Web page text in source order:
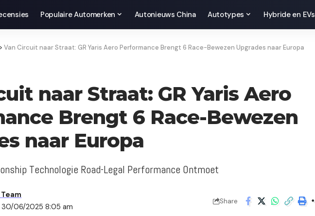
Populaire Automerken Autonieuws China Autotypes Hybride en EVs
> Van Circuit naar Straat: GR Yaris Aero Performance Brengt 6 Race-Bewezen Upgrades naar Europa
naar Straat: GR Yaris Aero
Brengt 6 Race-Bewezen
naar Europa
Technologie Road-Legal Performance Ontmoet
06/2025 8:05 am
Share